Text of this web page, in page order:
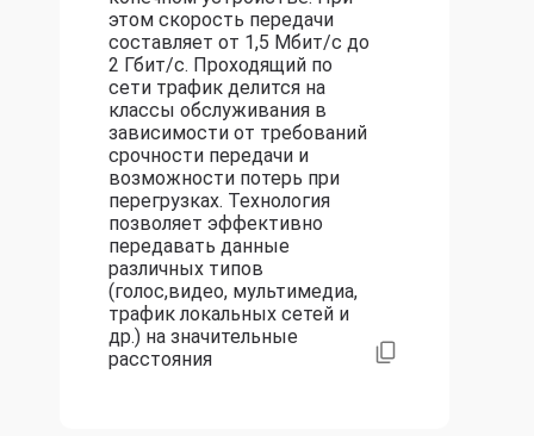
этом скорость передачи
составляет от 1,5 Мбит/с до
2 Гбит/с. Проходящий по
сети трафик делится на
классы обслуживания в
зависимости от требований
срочности передачи и
возможности потерь при
перегрузках. Технология
позволяет эффективно
передавать данные
различных типов
(голос,видео, мультимедиа,
трафик локальных сетей и
др.) на значительные
расстояния